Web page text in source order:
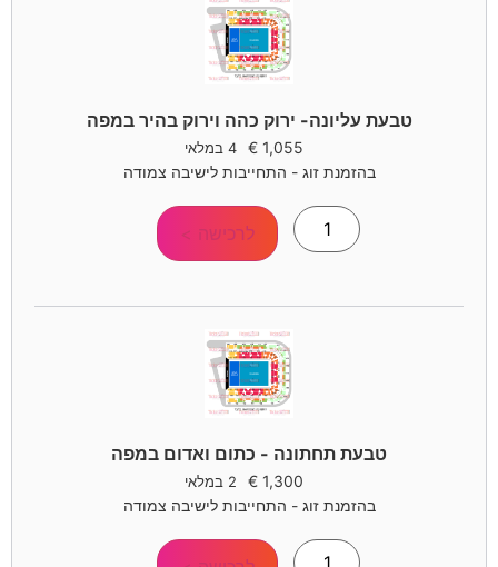
טבעת עליונה- ירוק כהה וירוק בהיר במפה
1,055
€ 4 במלאי
בהזמנת זוג - התחייבות לישיבה צמודה
לרכישה >
טבעת תחתונה - כתום ואדום במפה
1,300
€ 2 במלאי
בהזמנת זוג - התחייבות לישיבה צמודה